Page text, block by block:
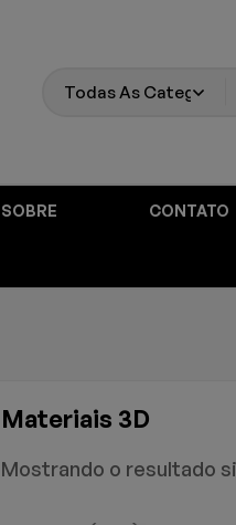
SOBRE CONTATO
Materiais 3D
Mostrando o resultado